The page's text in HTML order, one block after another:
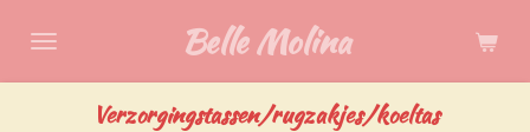
direct
naar
Belle Molina
Verzorgingstassen/rugzakjes/koeltas